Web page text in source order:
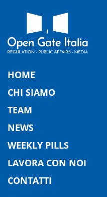
HOME
CHI SIAMO
TEAM
NEWS
WEEKLY PILLS
LAVORA CON NOI
CONTATTI